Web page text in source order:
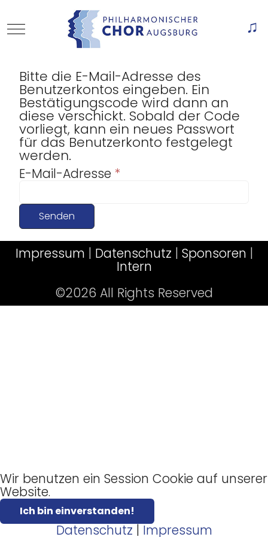
Mobile Menu Toggle
Bitte die E-Mail-Adresse des
Benutzerkontos eingeben. Ein
Bestätigungscode wird dann an
diese verschickt. Sobald der Code
vorliegt, kann ein neues Passwort
für das Benutzerkonto festgelegt
werden.
E-Mail-Adresse *
Senden
Impressum | Datenschutz | Sponsoren |
Intern
©2026 All Rights Reserved
Wir benutzen ein Session Cookie auf unserer
Website.
Ich bin einverstanden!
Datenschutz | Impressum